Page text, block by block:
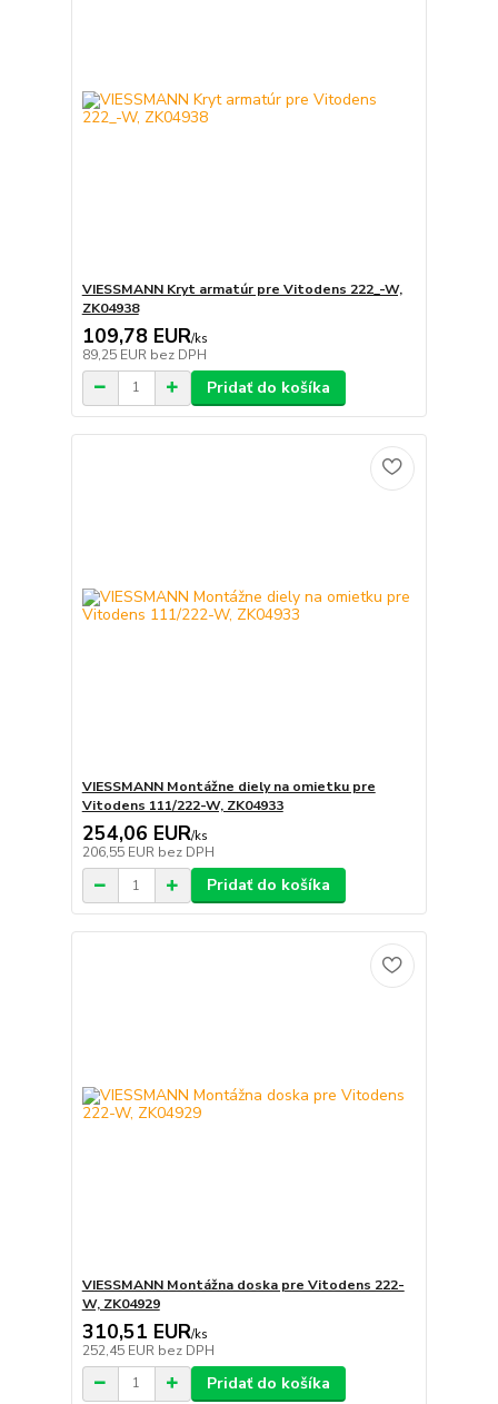
VIESSMANN Kryt armatúr pre Vitodens 222_-W,
ZK04938
109,78 EUR/ks
89,25 EUR bez DPH
Pridať do košíka
VIESSMANN Montážne diely na omietku pre
Vitodens 111/222-W, ZK04933
254,06 EUR/ks
206,55 EUR bez DPH
Pridať do košíka
VIESSMANN Montážna doska pre Vitodens 222-
W, ZK04929
310,51 EUR/ks
252,45 EUR bez DPH
Pridať do košíka